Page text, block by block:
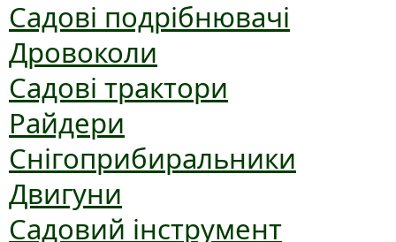
Садові подрібнювачі
Дровоколи
Садові трактори
Райдери
Снігоприбиральники
Двигуни
Садовий інструмент